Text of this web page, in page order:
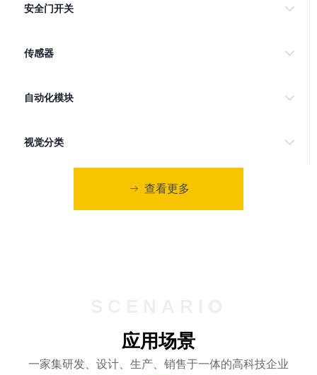
ꁹ 查看更多
应用场景
一家集研发、设计、生产、销售于一体的高科技企业
安全门开关
传感器
自动化模块
视觉分类